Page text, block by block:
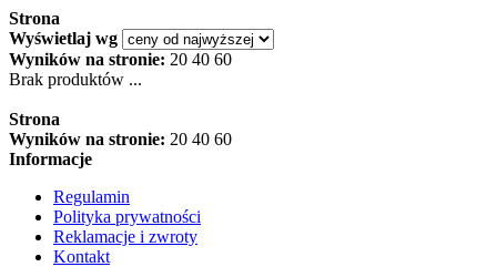
Strona
Wyświetlaj wg
Wyników na stronie: 20 40 60
Brak produktów ...
Strona
Wyników na stronie: 20 40 60
Informacje
Regulamin
Polityka prywatności
Reklamacje i zwroty
Kontakt